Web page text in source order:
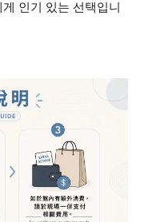
인기 있는 선택입니